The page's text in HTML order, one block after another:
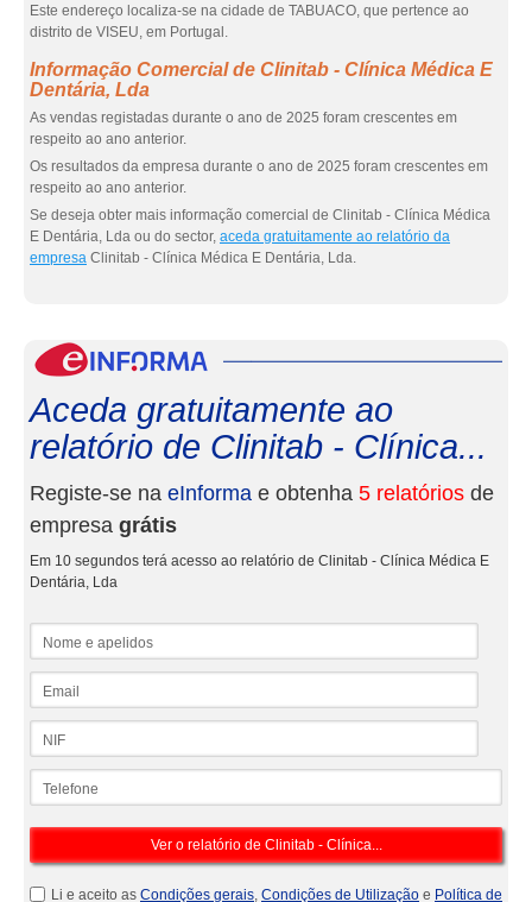
Este endereço localiza-se na cidade de TABUACO, que pertence ao
distrito de VISEU, em Portugal.
Informação Comercial de Clinitab - Clínica Médica E
Dentária, Lda
As vendas registadas durante o ano de 2025 foram crescentes em
respeito ao ano anterior.
Os resultados da empresa durante o ano de 2025 foram crescentes em
respeito ao ano anterior.
Se deseja obter mais informação comercial de Clinitab - Clínica Médica
E Dentária, Lda ou do sector, aceda gratuitamente ao relatório da
empresa Clinitab - Clínica Médica E Dentária, Lda.
Aceda gratuitamente ao
relatório de Clinitab - Clínica...
Registe-se na eInforma e obtenha 5 relatórios de
empresa grátis
Em 10 segundos terá acesso ao relatório de Clinitab - Clínica Médica E
Dentária, Lda
Li e aceito as Condições gerais, Condições de Utilização e Política de